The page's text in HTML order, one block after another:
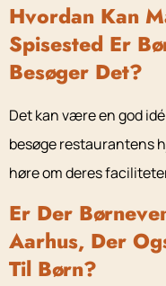
Hvordan Kan
Spisested Er
Besøger Det?
Det kan være en god
besøge restaurantens
høre om deres
Er Der
Aarhus, Der
Til Børn?